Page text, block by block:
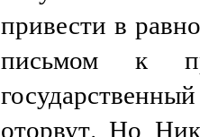
привести в
письмом к
оторвут. Но